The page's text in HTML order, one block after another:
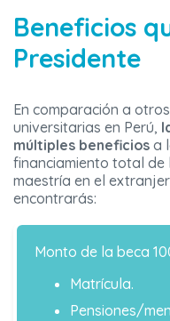
Beneficios
Presidente
En comparación a
universitarias en Perú,
múltiples beneficios a
financiamiento total
maestría en el
encontrarás:
Monto de la beca
Matrícula.
Pensiones/